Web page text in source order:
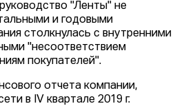
"Ленты" не
и годовыми
столкнулась с внутренними
"несоответствием
покупателей".
отчета компании,
в IV квартале 2019 г.